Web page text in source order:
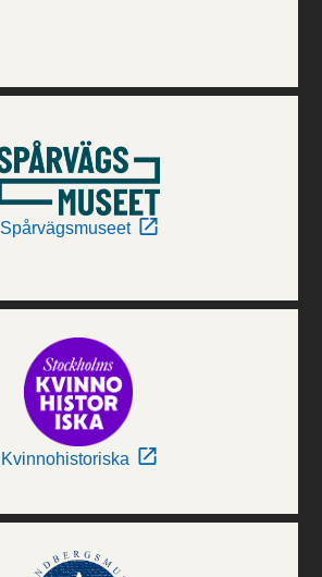
Spårvägsmuseet
Kvinnohistoriska